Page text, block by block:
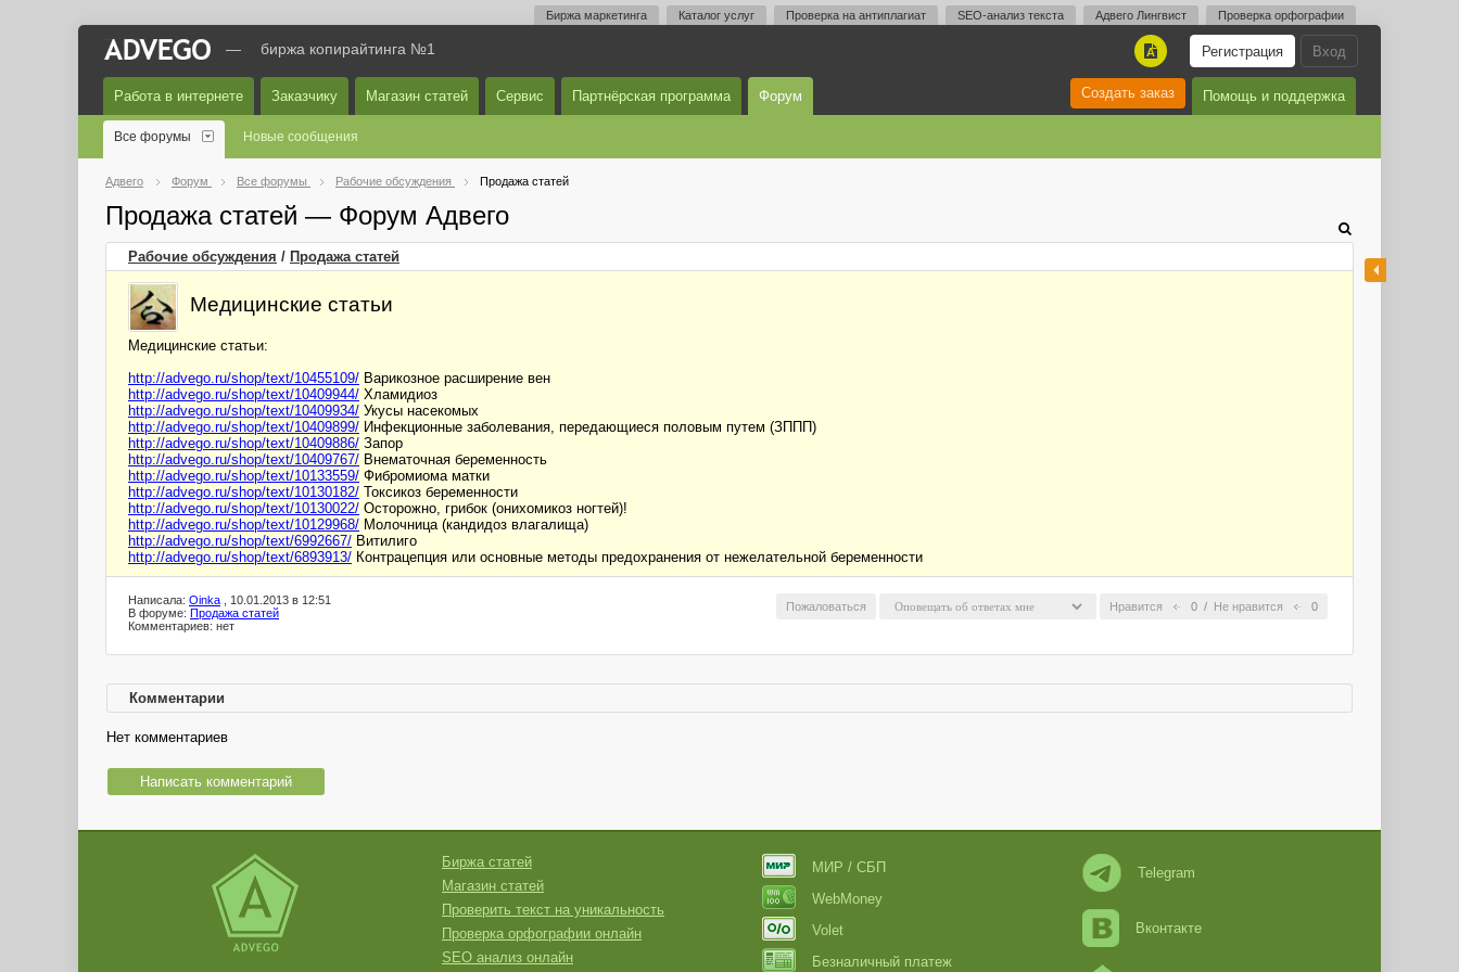
Биржа маркетинга Каталог услуг Проверка на антиплагиат SEO-анализ текста Адвего Лингвист Проверка орфографии
Вход
Регистрация
A
— биржа копирайтинга №1
Работа в интернете Заказчику Магазин статей Сервис Партнёрская программа Форум Помощь и поддержка
Создать заказ
Все форумы Новые сообщения
Адвего Форум Все форумы Рабочие обсуждения Продажа статей
Продажа статей — Форум Адвего
Рабочие обсуждения / Продажа статей
Медицинские статьи
Медицинские статьи:
http://advego.ru/shop/text/10455109/ Варикозное расширение вен
http://advego.ru/shop/text/10409944/ Хламидиоз
http://advego.ru/shop/text/10409934/ Укусы насекомых
http://advego.ru/shop/text/10409899/ Инфекционные заболевания, передающиеся половым путем (ЗППП)
http://advego.ru/shop/text/10409886/ Запор
http://advego.ru/shop/text/10409767/ Внематочная беременность
http://advego.ru/shop/text/10133559/ Фибромиома матки
http://advego.ru/shop/text/10130182/ Токсикоз беременности
http://advego.ru/shop/text/10130022/ Осторожно, грибок (онихомикоз ногтей)!
http://advego.ru/shop/text/10129968/ Молочница (кандидоз влагалища)
http://advego.ru/shop/text/6992667/ Витилиго
http://advego.ru/shop/text/6893913/ Контрацепция или основные методы предохранения от нежелательной беременности
Нравится 0 / Не нравится 0
Пожаловаться
Написала: Oinka , 10.01.2013 в 12:51
В форуме: Продажа статей
Комментариев: нет
Комментарии
Нет комментариев
Написать комментарий
Биржа статей
Магазин статей
Проверить текст на уникальность
Проверка орфографии онлайн
SEO анализ онлайн
МИР / СБП
WebMoney
Volet
Безналичный платеж
Telegram
Вконтакте